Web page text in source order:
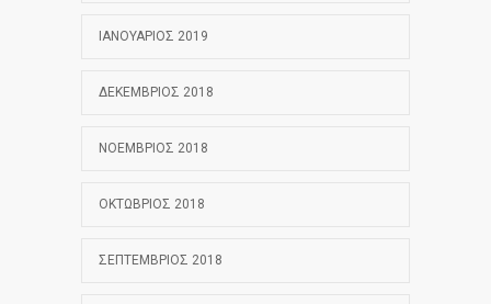
ΙΑΝΟΥΆΡΙΟΣ 2019
ΔΕΚΈΜΒΡΙΟΣ 2018
ΝΟΈΜΒΡΙΟΣ 2018
ΟΚΤΏΒΡΙΟΣ 2018
ΣΕΠΤΈΜΒΡΙΟΣ 2018